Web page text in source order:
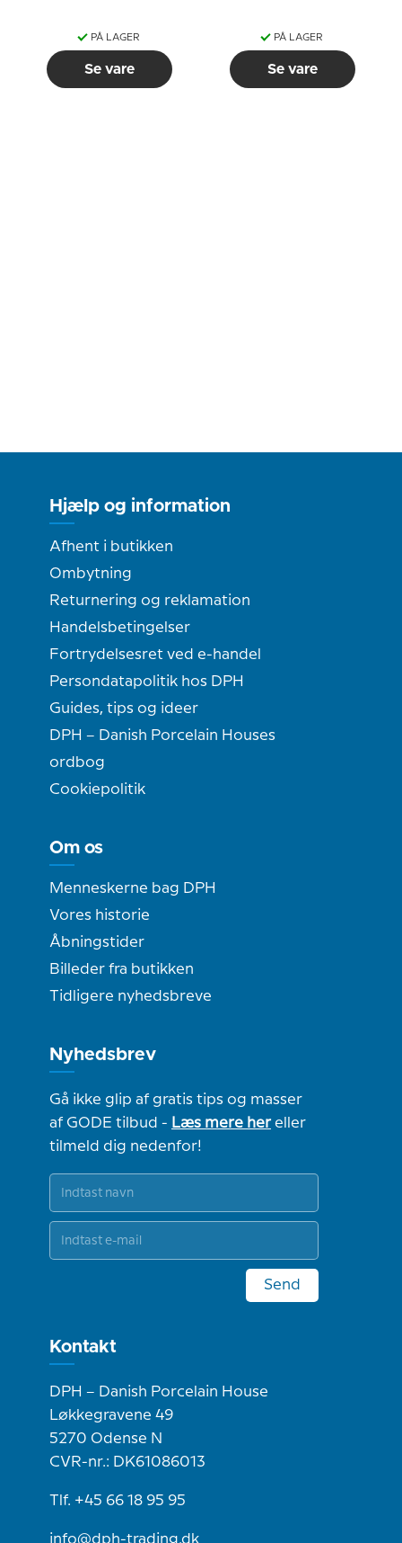
PÅ LAGER
Se vare
PÅ LAGER
Se vare
Hjælp og information
Afhent i butikken
Ombytning
Returnering og reklamation
Handelsbetingelser
Fortrydelsesret ved e-handel
Persondatapolitik hos DPH
Guides, tips og ideer
DPH – Danish Porcelain Houses
ordbog
Cookiepolitik
Om os
Menneskerne bag DPH
Vores historie
Åbningstider
Billeder fra butikken
Tidligere nyhedsbreve
Nyhedsbrev
Gå ikke glip af gratis tips og masser
af GODE tilbud - Læs mere hereller
tilmeld dig nedenfor!
Send
Kontakt
DPH – Danish Porcelain House
Løkkegravene 49
5270 Odense N
CVR-nr.: DK61086013
Tlf. +45 66 18 95 95
info@dph-trading.dk